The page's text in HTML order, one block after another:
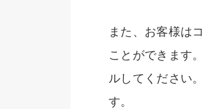
また、お客様は
ことができます
ルしてください
す。